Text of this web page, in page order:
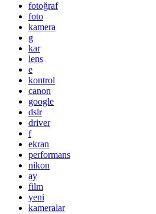
fotoğraf
foto
kamera
g
kar
lens
e
kontrol
canon
google
dslr
driver
f
ekran
performans
nikon
ay
film
yeni
kameralar